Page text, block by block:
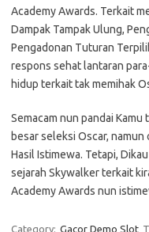
Academy Awards. Terkait
Dampak Tampak Ulung,
Pengadonan Tuturan
respons sehat lantaran
hidup terkait tak memihak
Semacam nun pandai
besar seleksi Oscar,
Hasil Istimewa. Tetapi,
sejarah Skywalker terkait
Academy Awards nun
Category: Gacor Demo Slot